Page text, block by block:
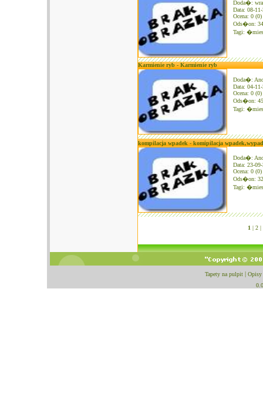
Doda�:
Data: 08-
Ocena: 0 (0)
Ods�on:
Tagi:
Karmienie ryb - Karmienie ryb
Doda�:
Data: 04-
Ocena: 0 (0)
Ods�on:
Tagi:
kompilacja wpadek - komipilacja
Doda�:
Data: 23-
Ocena: 0 (0)
Ods�on:
Tagi:
1 |2 |
Tapety na pulpit
Opisy